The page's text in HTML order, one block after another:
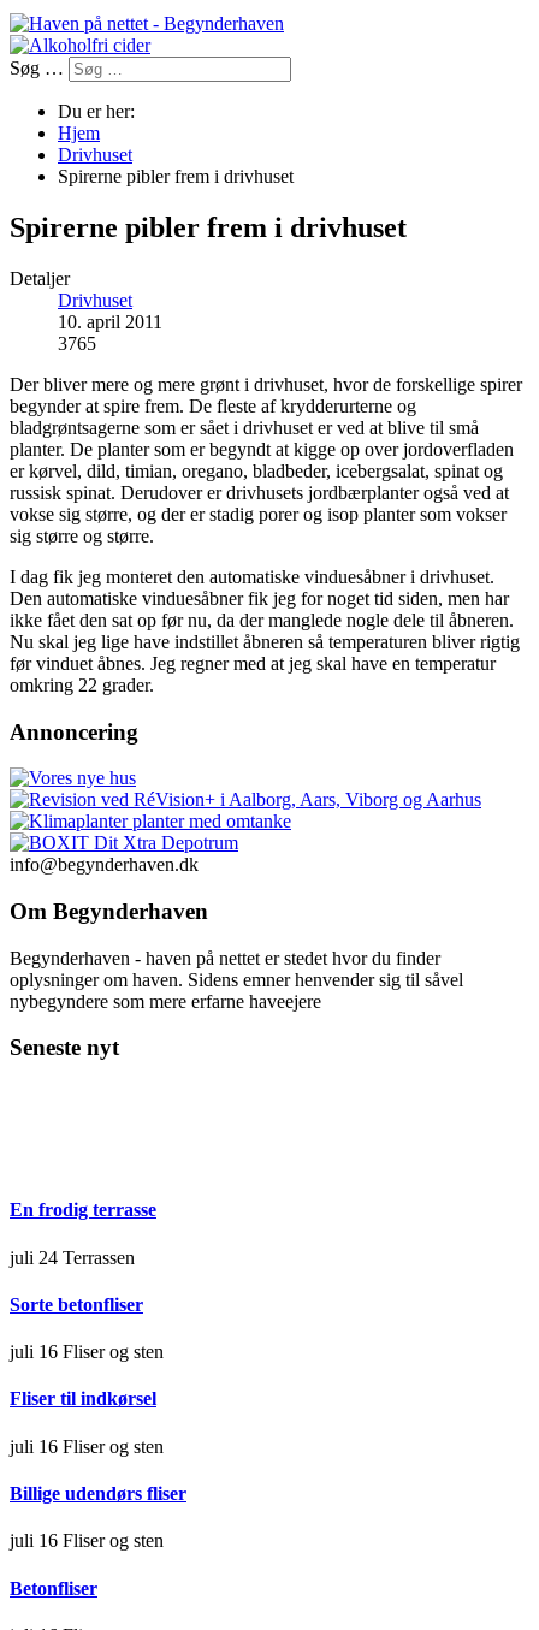
Søg …
Du er her:
Hjem
Drivhuset
Spirerne pibler frem i drivhuset
Spirerne pibler frem i drivhuset
Detaljer
Drivhuset
10. april 2011
3765
Der bliver mere og mere grønt i drivhuset, hvor de forskellige spirer
begynder at spire frem. De fleste af krydderurterne og
bladgrøntsagerne som er sået i drivhuset er ved at blive til små
planter. De planter som er begyndt at kigge op over jordoverfladen
er kørvel, dild, timian, oregano, bladbeder, icebergsalat, spinat og
russisk spinat. Derudover er drivhusets jordbærplanter også ved at
vokse sig større, og der er stadig porer og isop planter som vokser
sig større og større.
I dag fik jeg monteret den automatiske vinduesåbner i drivhuset.
Den automatiske vinduesåbner fik jeg for noget tid siden, men har
ikke fået den sat op før nu, da der manglede nogle dele til åbneren.
Nu skal jeg lige have indstillet åbneren så temperaturen bliver rigtig
før vinduet åbnes. Jeg regner med at jeg skal have en temperatur
omkring 22 grader.
Annoncering
info@begynderhaven.dk
Om Begynderhaven
Begynderhaven - haven på nettet er stedet hvor du finder
oplysninger om haven. Sidens emner henvender sig til såvel
nybegyndere som mere erfarne haveejere
Seneste nyt
En frodig terrasse
juli 24 Terrassen
Sorte betonfliser
juli 16 Fliser og sten
Fliser til indkørsel
juli 16 Fliser og sten
Billige udendørs fliser
juli 16 Fliser og sten
Betonfliser